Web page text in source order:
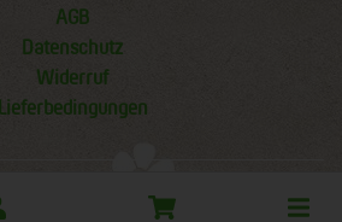
AGB
Datenschutz
Widerruf
Lieferbedingungen
Toggle